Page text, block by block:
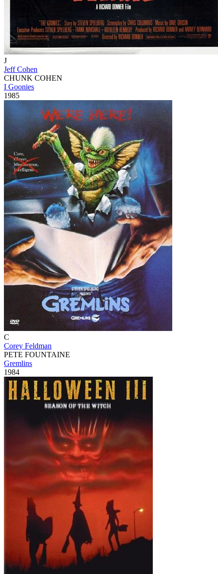
J
Jeff Cohen
CHUNK COHEN
I Goonies
1985
C
Corey Feldman
PETE FOUNTAINE
Gremlins
1984